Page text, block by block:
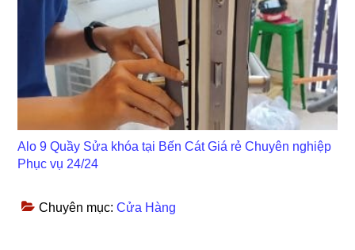
Alo 9 Quầy Sửa khóa tại Bến Cát Giá rẻ Chuyên nghiệp
Phục vụ 24/24
Chuyên mục:Cửa Hàng